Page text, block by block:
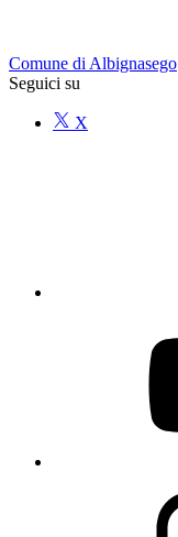
Comune di Albignasego
Seguici su
X